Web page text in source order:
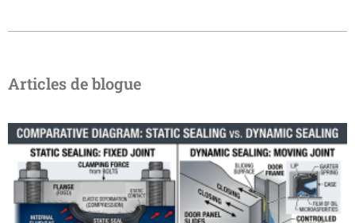
Articles de blogue